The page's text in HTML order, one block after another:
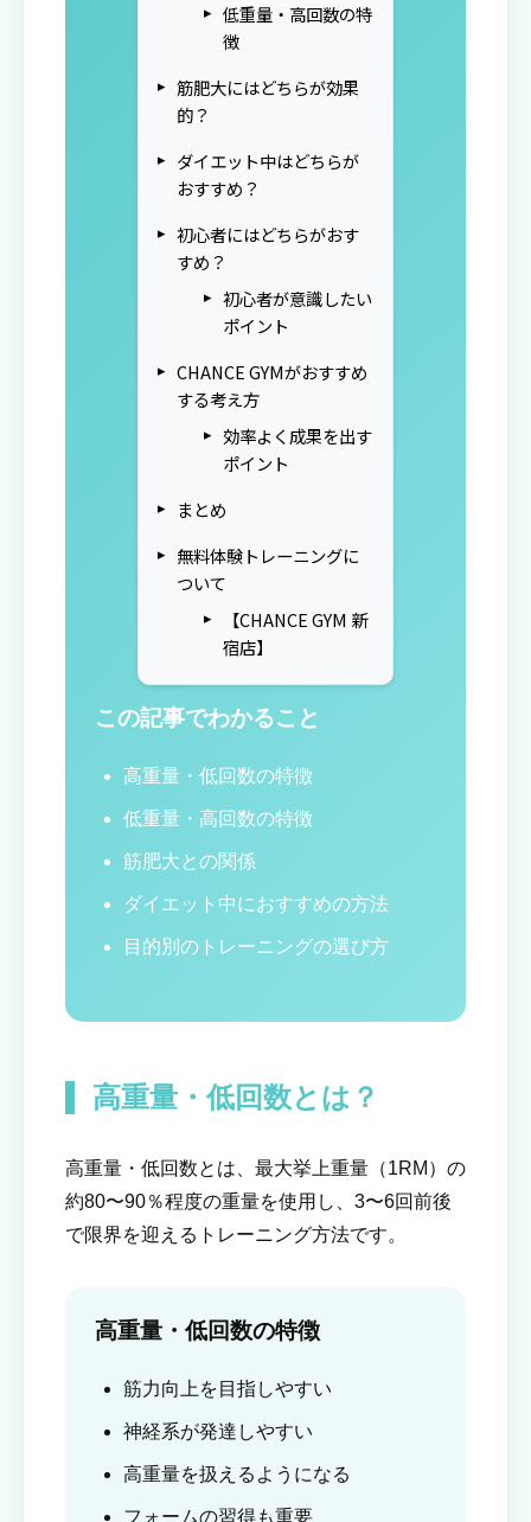
低重量・高回数の特
徴
筋肥大にはどちらが効果
的？
ダイエット中はどちらが
おすすめ？
初心者にはどちらがおす
すめ？
初心者が意識したい
ポイント
CHANCE GYMがおすすめ
する考え方
効率よく成果を出す
ポイント
まとめ
無料体験トレーニングに
ついて
【CHANCE GYM 新
宿店】
この記事でわかること
高重量・低回数の特徴
低重量・高回数の特徴
筋肥大との関係
ダイエット中におすすめの方法
目的別のトレーニングの選び方
高重量・低回数とは？
高重量・低回数とは、最大挙上重量（1RM）の
約80〜90％程度の重量を使用し、3〜6回前後
で限界を迎えるトレーニング方法です。
高重量・低回数の特徴
筋力向上を目指しやすい
神経系が発達しやすい
高重量を扱えるようになる
フォームの習得も重要